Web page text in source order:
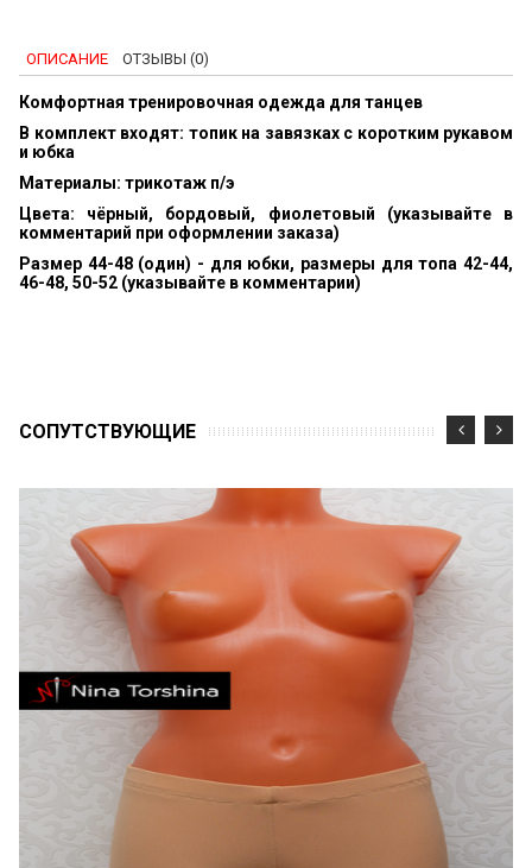
ОПИСАНИЕ ОТЗЫВЫ (0)
Комфортная тренировочная одежда для танцев
В комплект входят: топик на завязках с коротким рукавом
и юбка
Материалы: трикотаж п/э
Цвета: чёрный, бордовый, фиолетовый (указывайте в
комментарий при оформлении заказа)
Размер 44-48 (один) - для юбки, размеры для топа 42-44,
46-48, 50-52 (указывайте в комментарии)
CОПУТСТВУЮЩИЕ